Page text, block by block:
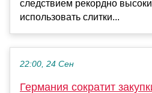
следствием рекордно
использовать слитки...
22:00, 24 Сен
Германия сократит